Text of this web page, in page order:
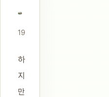
19
하
지
만